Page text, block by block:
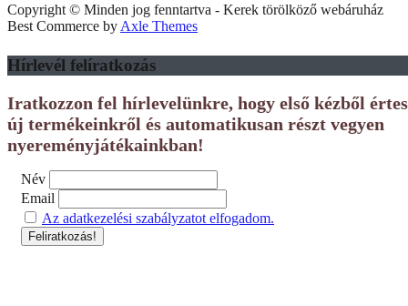
Copyright © Minden jog fenntartva - Kerek törölköző webáruház
Best Commerce by Axle Themes
Hírlevél felíratkozás
Iratkozzon fel hírlevelünkre, hogy első kézből
új termékeinkről és automatikusan részt vegyen
nyereményjátékainkban!
Név
Email
Az adatkezelési szabályzatot elfogadom.